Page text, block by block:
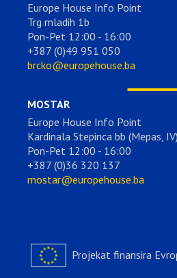
Europe House Info Point
Trg mladih 1b
Pon-Pet 12:00 - 16:00
+387 (0)49 951 050
brcko@europehouse.ba
MOSTAR
Europe House Info Point
Kardinala Stepinca bb (Mepas, IV)
Pon-Pet 12:00 - 16:00
+387 (0)36 320 137
mostar@europehouse.ba
Projekat finansira